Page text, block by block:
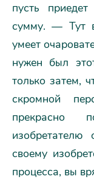
пусть
сумму. — Тут
умеет
нужен был
только затем,
скромной
прекрасно
изобретателю
своему
процесса, вы